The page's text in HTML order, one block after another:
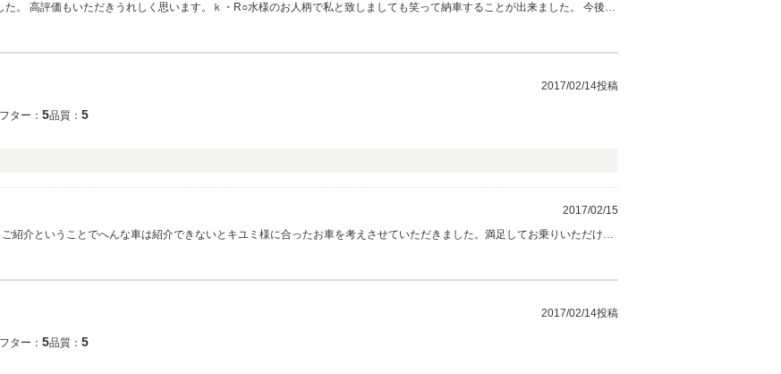
。 高評価もいただきうれしく思います。ｋ・R○水様のお人柄で私と致しましても笑って納車することが出来ました。 今後も
2017/02/14投稿
ター： 5品質： 5
2017/02/15
紹介ということでへんな車は紹介できないとキユミ様に合ったお車を考えさせていただきました。満足してお乗りいただけれ
2017/02/14投稿
ター： 5品質： 5